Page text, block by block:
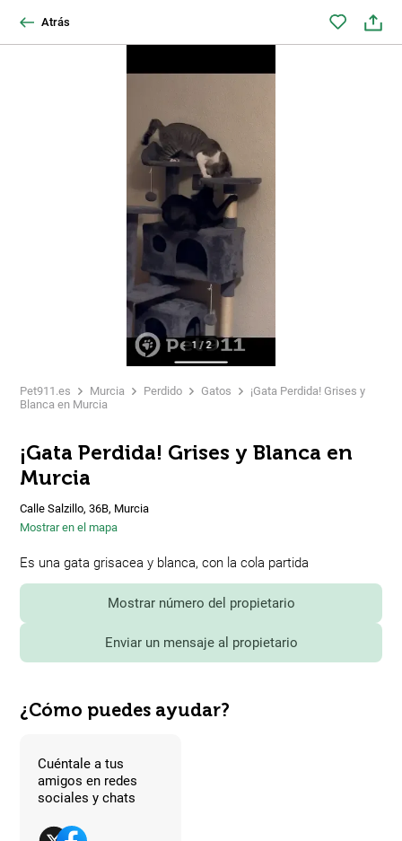
Atrás
1 /2
Pet911.es Murcia Perdido Gatos
¡Gata Perdida! Grises y
Blanca en Murcia
¡Gata Perdida! Grises y Blanca en
Murcia
Calle Salzillo, 36B, Murcia
Mostrar en el mapa
Es una gata grisacea y blanca, con la cola partida
Mostrar número del propietario
Enviar un mensaje al propietario
¿Cómo puedes ayudar?
Cuéntale a tus
amigos en redes
sociales y chats